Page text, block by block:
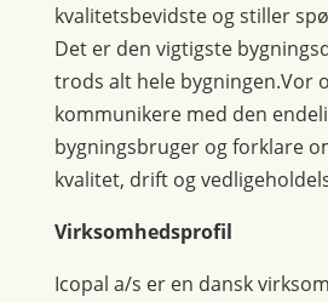
kvalitetsbevidste og stiller
Det er den vigtigste
trods alt hele bygningen.Vor
kommunikere med den
bygningsbruger og forklare
kvalitet, drift og
Virksomhedsprofil
Icopal a/s er en dansk